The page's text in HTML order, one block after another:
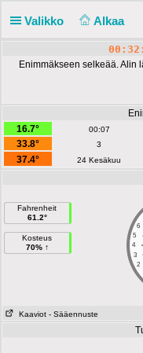
Valikko Alkaa
Enimmäkseen selkeää. Alin
16.7°
00:07
33.8°
3
37.4°
24 Kesäkuu
Fahrenheit
61.2°
Kosteus
70% ↑
6
5
4
3
2
Kaaviot - Sääennuste